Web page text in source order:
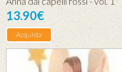
13.90€
Acquista